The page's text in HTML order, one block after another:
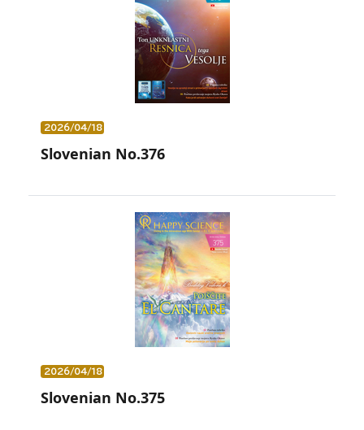
2026/04/18
Slovenian No.376
2026/04/18
Slovenian No.375